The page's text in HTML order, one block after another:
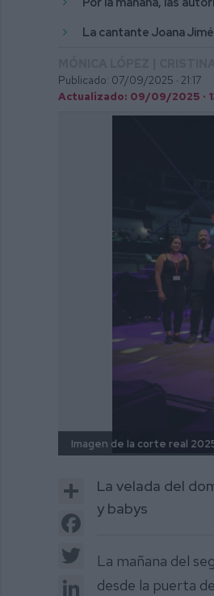
La cantante Joana
Publicado: 07/09/2025 · 21:17
Actualizado: 09/09/2025 ·
Imagen de la corte real
Share
Facebook
LinkedIn
La velada del
y babys
La mañana del
desde la puerta